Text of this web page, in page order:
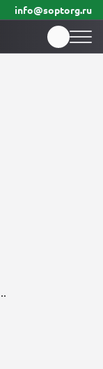
info@soptorg.ru